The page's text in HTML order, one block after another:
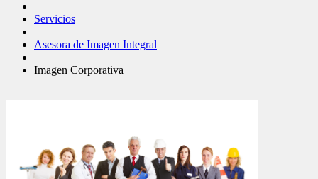
Servicios
Asesora de Imagen Integral
Imagen Corporativa